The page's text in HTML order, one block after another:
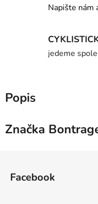
Napište nám
jedeme
Popis
Značka
Facebook